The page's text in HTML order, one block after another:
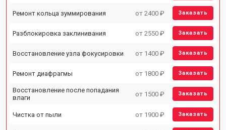
Ремонт кольца зуммирования от 2400 ₽ Заказать
Разблокировка заклинивания от 2550 ₽ Заказать
Восстановление узла фокусировки от 1400 ₽ Заказать
Ремонт диафрагмы от 1800 ₽ Заказать
Восстановление после попадания
влаги
от 1500 ₽ Заказать
Чистка от пыли от 1900 ₽ Заказать